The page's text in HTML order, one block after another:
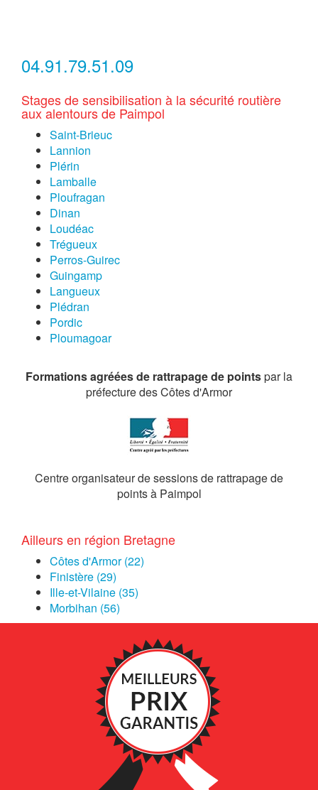
04.91.79.51.09
Stages de sensibilisation à la sécurité routière
aux alentours de Paimpol
Saint-Brieuc
Lannion
Plérin
Lamballe
Ploufragan
Dinan
Loudéac
Trégueux
Perros-Guirec
Guingamp
Langueux
Plédran
Pordic
Ploumagoar
Formations agréées de rattrapage de pointspar la
préfecture des Côtes d'Armor
Centre organisateur de sessions de rattrapage de
points à Paimpol
Ailleurs en région Bretagne
Côtes d'Armor (22)
Finistère (29)
Ille-et-Vilaine (35)
Morbihan (56)